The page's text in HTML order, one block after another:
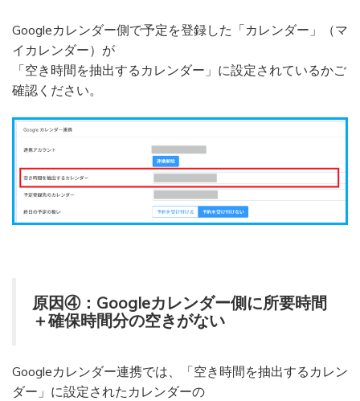
Googleカレンダー側で予定を登録した「カレンダー」（マ
イカレンダー）が
「空き時間を抽出するカレンダー」に設定されているかご
確認ください。
原因④：Googleカレンダー側に所要時間
＋確保時間分の空きがない
Googleカレンダー連携では、「空き時間を抽出するカレン
ダー」に設定されたカレンダーの